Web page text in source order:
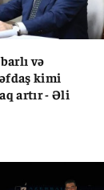
və
kimi
artır - Əli